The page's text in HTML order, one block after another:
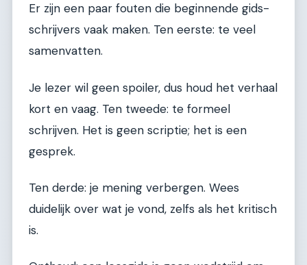
Er zijn een paar fouten die beginnende gids-
schrijvers vaak maken. Ten eerste: te veel
samenvatten.
Je lezer wil geen spoiler, dus houd het verhaal
kort en vaag. Ten tweede: te formeel
schrijven. Het is geen scriptie; het is een
gesprek.
Ten derde: je mening verbergen. Wees
duidelijk over wat je vond, zelfs als het kritisch
is.